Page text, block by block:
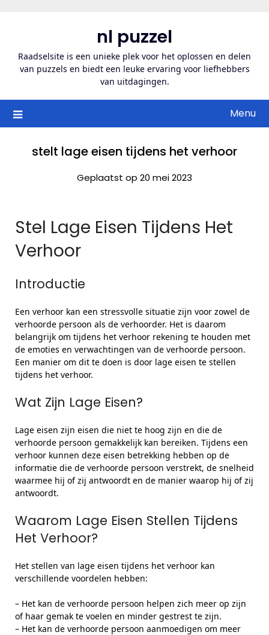
inhoud
nl puzzel
Raadselsite is een unieke plek voor het oplossen en delen
van puzzels en biedt een leuke ervaring voor liefhebbers
van uitdagingen.
Menu
stelt lage eisen tijdens het verhoor
Geplaatst op 20 mei 2023
Stel Lage Eisen Tijdens Het
Verhoor
Introductie
Een verhoor kan een stressvolle situatie zijn voor zowel de
verhoorde persoon als de verhoorder. Het is daarom
belangrijk om tijdens het verhoor rekening te houden met
de emoties en verwachtingen van de verhoorde persoon.
Een manier om dit te doen is door lage eisen te stellen
tijdens het verhoor.
Wat Zijn Lage Eisen?
Lage eisen zijn eisen die niet te hoog zijn en die de
verhoorde persoon gemakkelijk kan bereiken. Tijdens een
verhoor kunnen deze eisen betrekking hebben op de
informatie die de verhoorde persoon verstrekt, de snelheid
waarmee hij of zij antwoordt en de manier waarop hij of zij
antwoordt.
Waarom Lage Eisen Stellen Tijdens
Het Verhoor?
Het stellen van lage eisen tijdens het verhoor kan
verschillende voordelen hebben:
– Het kan de verhoorde persoon helpen zich meer op zijn
of haar gemak te voelen en minder gestrest te zijn.
– Het kan de verhoorde persoon aanmoedigen om meer